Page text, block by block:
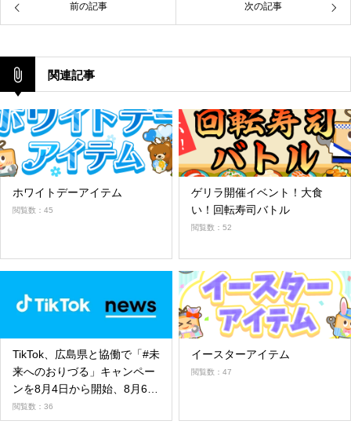
前の記事 次の記事
関連記事
ホワイトデーアイテム
閲覧数：45
ゲリラ開催イベント！大食
い！回転寿司バトル
閲覧数：52
TikTok、広島県と協働で「#未
来へのおりづる」キャンペー
ンを8月4日から開始、8月6日
には平和記念式典をTikTok
LIVEで配信
閲覧数：36
イースターアイテム
閲覧数：47